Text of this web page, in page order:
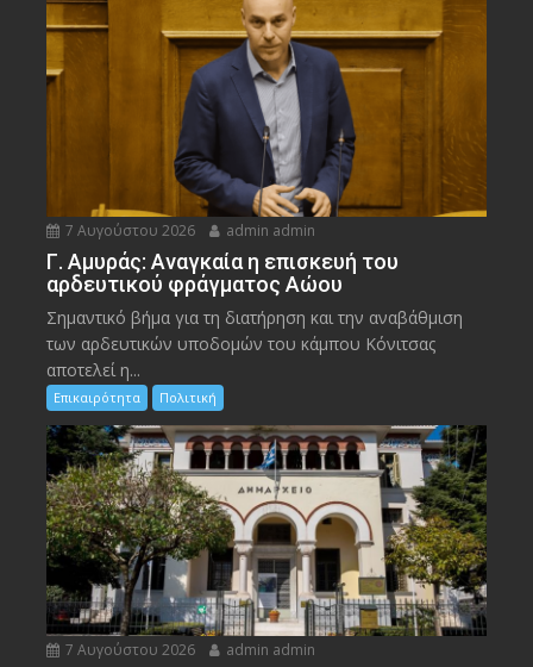
7 Αυγούστου 2026 admin admin
Γ. Αμυράς: Αναγκαία η επισκευή του
αρδευτικού φράγματος Αώου
Σημαντικό βήμα για τη διατήρηση και την αναβάθμιση
των αρδευτικών υποδομών του κάμπου Κόνιτσας
αποτελεί η...
Επικαιρότητα Πολιτική
7 Αυγούστου 2026 admin admin